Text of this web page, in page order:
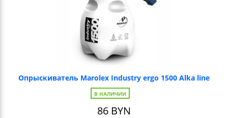
Опрыскиватель Marolex Industry ergo 1500 Alka line
В НАЛИЧИИ
86 BYN